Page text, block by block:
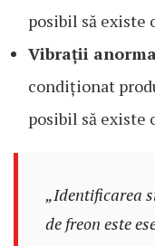
posibil să existe
Vibrații
condiționat
posibil să existe
„Identificarea
de freon este